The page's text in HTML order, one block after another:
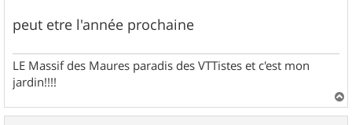
peut etre l'année prochaine
LE Massif des Maures paradis des VTTistes et c'est mon
jardin!!!!
a